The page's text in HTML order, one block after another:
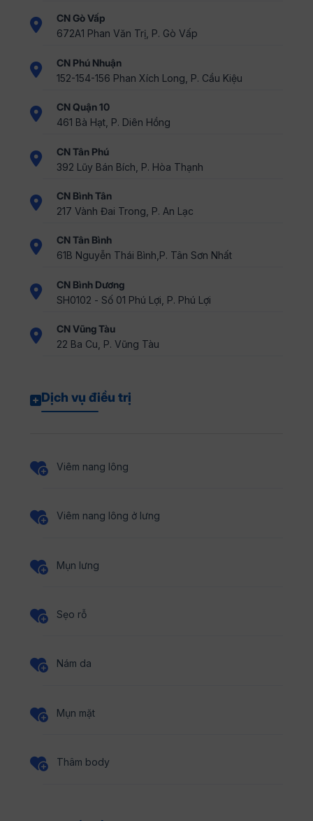
CN Gò Vấp
672A1 Phan Văn Trị, P. Gò Vấp
CN Phú Nhuận
152-154-156 Phan Xích Long, P. Cầu Kiệu
CN Quận 10
461 Bà Hạt, P. Diên Hồng
CN Tân Phú
392 Lũy Bán Bích, P. Hòa Thạnh
CN Bình Tân
217 Vành Đai Trong, P. An Lạc
CN Tân Bình
61B Nguyễn Thái Bình,P. Tân Sơn Nhất
CN Bình Dương
SH0102 - Số 01 Phú Lợi, P. Phú Lợi
CN Vũng Tàu
22 Ba Cu, P. Vũng Tàu
Dịch vụ điều trị
Viêm nang lông
Viêm nang lông ở lưng
Mụn lưng
Sẹo rỗ
Nám da
Mụn mặt
Thâm body